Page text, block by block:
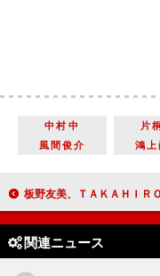
中村中 片
風間俊介
鴻上
板野友美、ＴＡＫＡＨＩＲＯとの結婚報道をあらためて否定 「真実を伝えられてよ
関連ニュース